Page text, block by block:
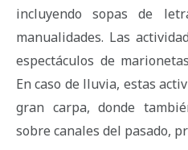
incluyendo sopas de
manualidades. Las
espectáculos de
En caso de lluvia, estas
gran carpa, donde
sobre canales del pasado,